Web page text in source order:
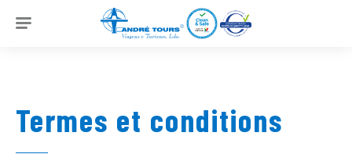
RECEPTIF
Termes et conditions